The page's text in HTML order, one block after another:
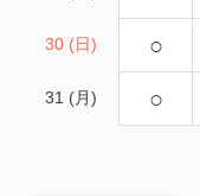
30 (日) ○
31 (月) ○